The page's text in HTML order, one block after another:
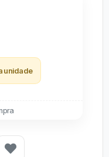
unidade